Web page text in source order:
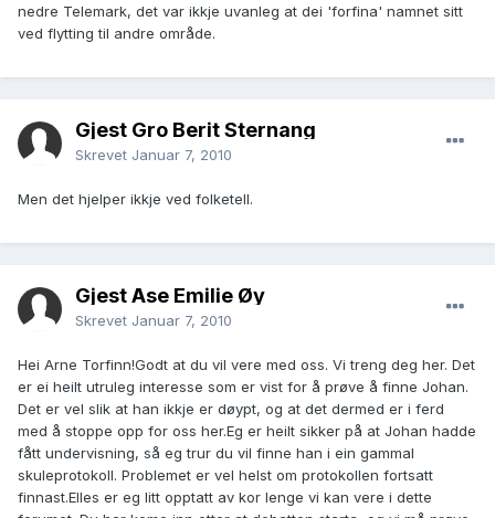
nedre Telemark, det var ikkje uvanleg at dei 'forfina' namnet sitt
ved flytting til andre område.
Gjest Gro Berit Sternang
Skrevet Januar 7, 2010
Men det hjelper ikkje ved folketell.
Gjest Åse Emilie Øy
Skrevet Januar 7, 2010
Hei Arne Torfinn!Godt at du vil vere med oss. Vi treng deg her. Det
er ei heilt utruleg interesse som er vist for å prøve å finne Johan.
Det er vel slik at han ikkje er døypt, og at det dermed er i ferd
med å stoppe opp for oss her.Eg er heilt sikker på at Johan hadde
fått undervisning, så eg trur du vil finne han i ein gammal
skuleprotokoll. Problemet er vel helst om protokollen fortsatt
finnast.Elles er eg litt opptatt av kor lenge vi kan vere i dette